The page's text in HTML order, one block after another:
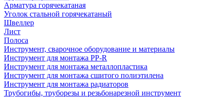
Арматура горячекатаная
Уголок стальной горячекатаный
Швеллер
Лист
Полоса
Инструмент, сварочное оборудование и материалы
Инструмент для монтажа PP-R
Инструмент для монтажа металлопластика
Инструмент для монтажа сшитого полиэтилена
Инструмент для монтажа радиаторов
Трубогибы, труборезы и резьбонарезной инструмент